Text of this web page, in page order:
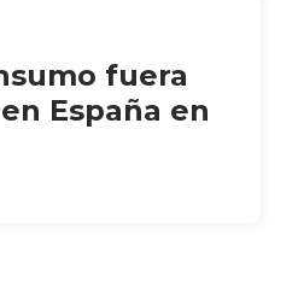
fuera
España en